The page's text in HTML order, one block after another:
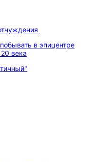
в эпицентре
века